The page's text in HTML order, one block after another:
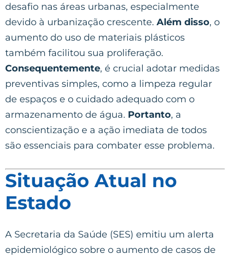
desafio nas áreas urbanas, especialmente
devido à urbanização crescente. Além disso, o
aumento do uso de materiais plásticos
também facilitou sua proliferação.
Consequentemente, é crucial adotar medidas
preventivas simples, como a limpeza regular
de espaços e o cuidado adequado com o
armazenamento de água. Portanto, a
conscientização e a ação imediata de todos
são essenciais para combater esse problema.
Situação Atual no
Estado
A Secretaria da Saúde (SES) emitiu um alerta
epidemiológico sobre o aumento de casos de